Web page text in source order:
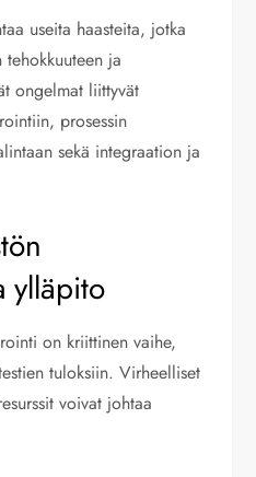
useita haasteita, jotka
tehokkuuteen ja
ongelmat liittyvät
prosessin
sekä integraation ja
ylläpito
on kriittinen vaihe,
tuloksiin. Virheelliset
voivat johtaa